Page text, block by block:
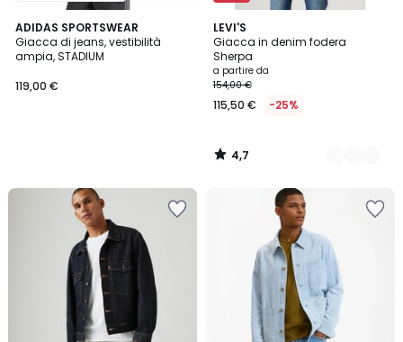
ADIDAS SPORTSWEAR
Giacca di jeans, vestibilità
ampia, STADIUM
119,00 €
LEVI'S
Giacca in denim fodera
Sherpa
a partire da
154,00 €
115,50 € -25%
4,7
/ 5
3
Colori
4,7
/